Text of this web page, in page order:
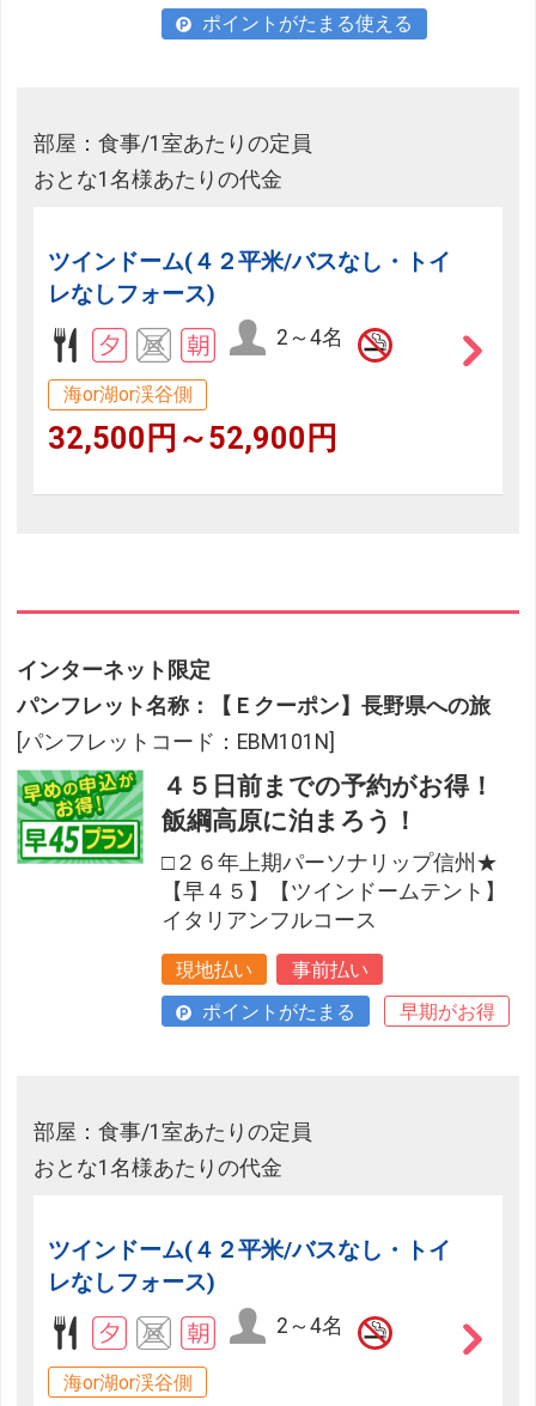
ポイントがたまる使える
部屋：食事/1室あたりの定員
おとな1名様あたりの代金
ツインドーム(４２平米/バスなし・トイ
レなしフォース)
2～4名
海or湖or渓谷側
32,500円～52,900円
インターネット限定
パンフレット名称：【Ｅクーポン】長野県への旅
[パンフレットコード：EBM101N]
４５日前までの予約がお得！
飯綱高原に泊まろう！
□２６年上期パーソナリップ信州★
【早４５】【ツインドームテント】
イタリアンフルコース
現地払い
事前払い
ポイントがたまる
早期がお得
部屋：食事/1室あたりの定員
おとな1名様あたりの代金
ツインドーム(４２平米/バスなし・トイ
レなしフォース)
2～4名
海or湖or渓谷側